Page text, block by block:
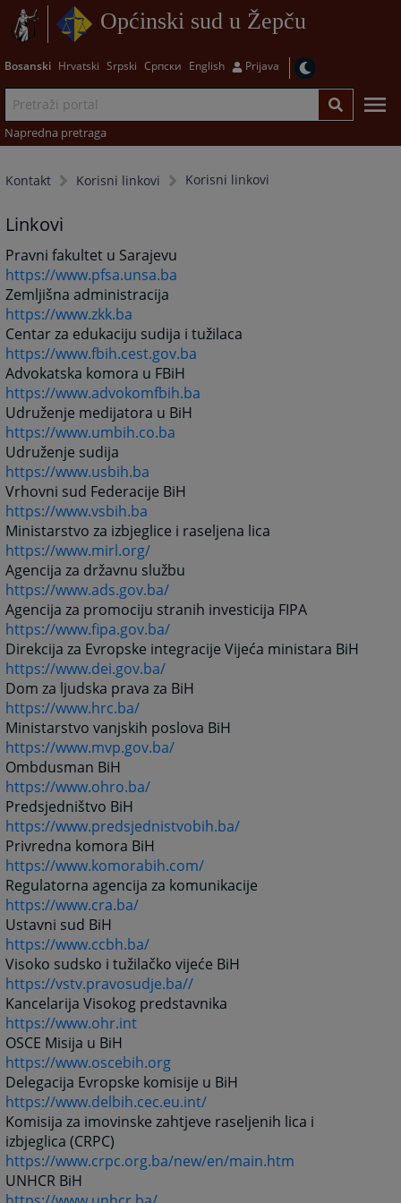
Općinski sud u Žepču
Bosanski Hrvatski Srpski Српски English Prijava
Napredna pretraga
Kontakt Korisni linkovi Korisni linkovi
Linkovi
Pravni fakultet u Sarajevu
https://www.pfsa.unsa.ba
Zemljišna administracija
https://www.zkk.ba
Centar za edukaciju sudija i tužilaca
https://www.fbih.cest.gov.ba
Advokatska komora u FBiH
https://www.advokomfbih.ba
Udruženje medijatora u BiH
https://www.umbih.co.ba
Udruženje sudija
https://www.usbih.ba
Vrhovni sud Federacije BiH
https://www.vsbih.ba
Ministarstvo za izbjeglice i raseljena lica
https://www.mirl.org/
Agencija za državnu službu
https://www.ads.gov.ba/
Agencija za promociju stranih investicija FIPA
https://www.fipa.gov.ba/
Direkcija za Evropske integracije Vijeća ministara BiH
https://www.dei.gov.ba/
Dom za ljudska prava za BiH
https://www.hrc.ba/
Ministarstvo vanjskih poslova BiH
https://www.mvp.gov.ba/
Ombdusman BiH
https://www.ohro.ba/
Predsjedništvo BiH
https://www.predsjednistvobih.ba/
Privredna komora BiH
https://www.komorabih.com/
Regulatorna agencija za komunikacije
https://www.cra.ba/
Ustavni sud BiH
https://www.ccbh.ba/
Visoko sudsko i tužilačko vijeće BiH
https://vstv.pravosudje.ba//
Kancelarija Visokog predstavnika
https://www.ohr.int
OSCE Misija u BiH
https://www.oscebih.org
Delegacija Evropske komisije u BiH
https://www.delbih.cec.eu.int/
Komisija za imovinske zahtjeve raseljenih lica i
izbjeglica (CRPC)
https://www.crpc.org.ba/new/en/main.htm
UNHCR BiH